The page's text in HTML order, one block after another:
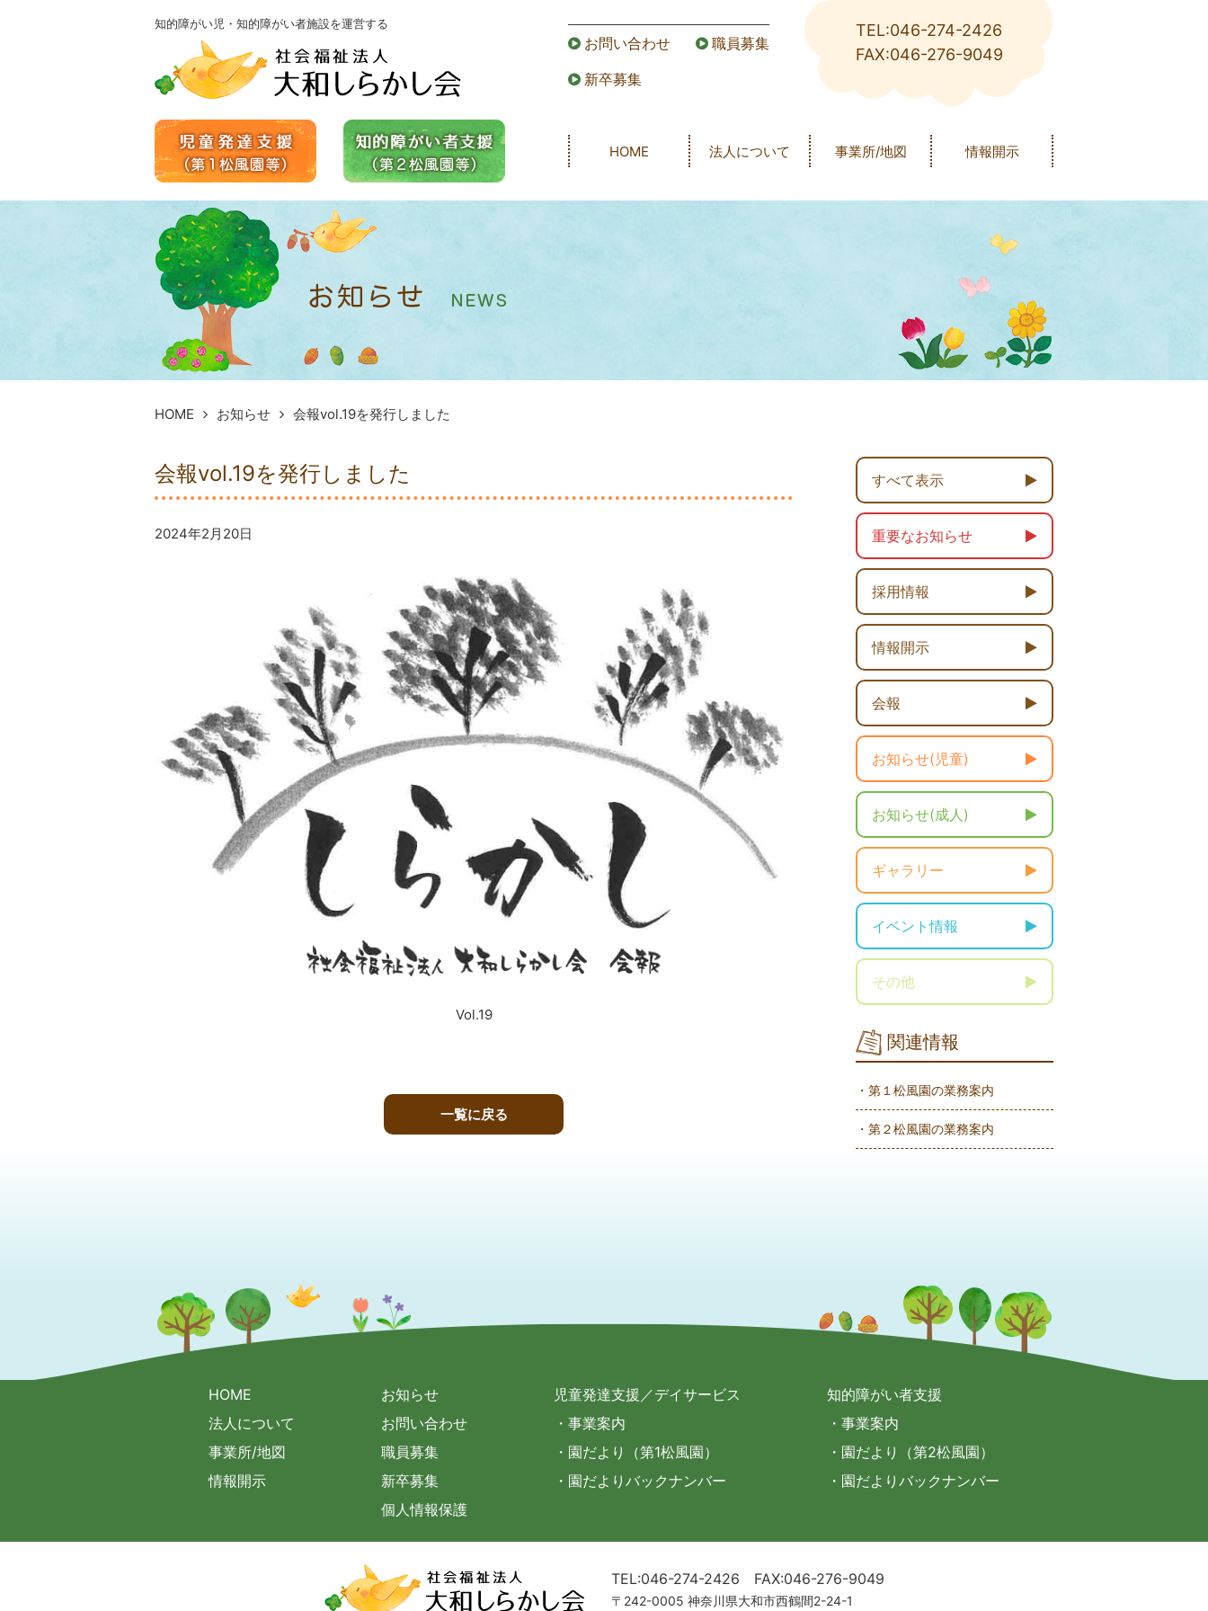
知的障がい児・知的障がい者施設を運営する
お問い合わせ
職員募集
新卒募集
TEL:046-274-2426
FAX:046-276-9049
HOME 法人について 事業所/地図 情報開示
HOME お知らせ 会報vol.19を発行しました
会報vol.19を発行しました
2024年2月20日
Vol.19
一覧に戻る
すべて表示
重要なお知らせ
採用情報
情報開示
会報
お知らせ(児童)
お知らせ(成人)
ギャラリー
イベント情報
その他
関連情報
・第１松風園の業務案内
・第２松風園の業務案内
HOME
法人について
事業所/地図
情報開示
お知らせ
お問い合わせ
職員募集
新卒募集
個人情報保護
児童発達支援／デイサービス
・事業案内
・園だより（第1松風園）
・園だよりバックナンバー
知的障がい者支援
・事業案内
・園だより（第2松風園）
・園だよりバックナンバー
TEL:046-274-2426 FAX:046-276-9049
〒242-0005 神奈川県大和市西鶴間2-24-1